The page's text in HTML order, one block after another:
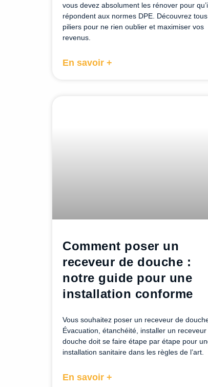
vous devez absolument les rénover pour
répondent aux normes DPE. Découvrez
piliers pour ne rien oublier et maximiser vos
revenus.
En savoir +
Comment poser un
receveur de douche :
notre guide pour une
installation conforme
Vous souhaitez poser un receveur de
Évacuation, étanchéité, installer un receveur
douche doit se faire étape par étape pour
installation sanitaire dans les règles de l’art.
En savoir +